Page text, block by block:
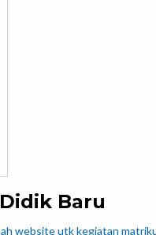
Baru
website utk kegiatan